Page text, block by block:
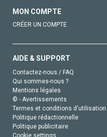
MON COMPTE
CRÉER UN COMPTE
AIDE & SUPPORT
Contactez-nous / FAQ
Qui sommes-nous ?
Mentions légales
© - Avertissements
Termes et conditions d'utilisation
Politique rédactionnelle
Politique publicitaire
Cookie settings